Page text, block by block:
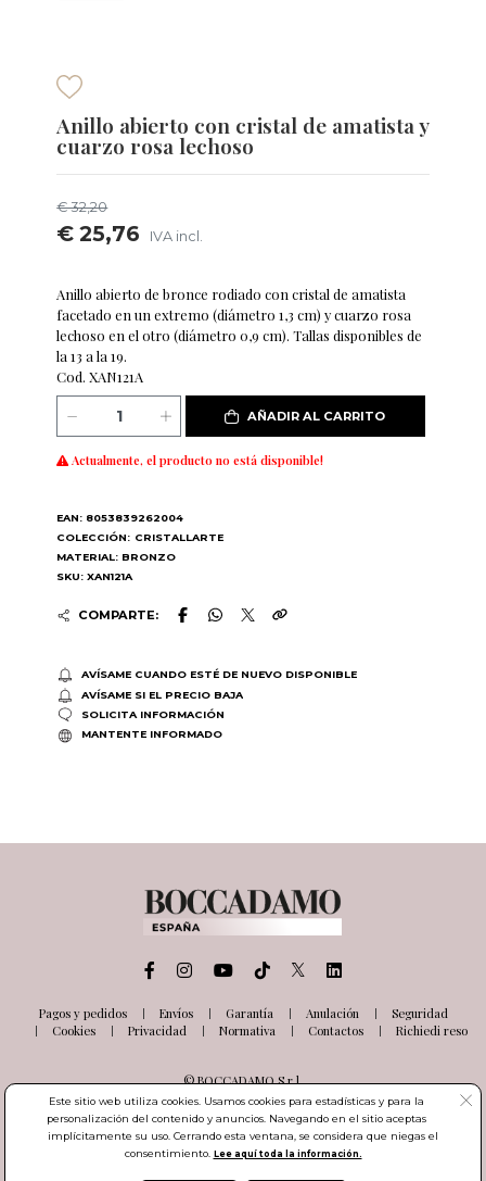
Anillo abierto con cristal de amatista y
cuarzo rosa lechoso
€ 32,20
€ 25,76 IVA incl.
Anillo abierto de bronce rodiado con cristal de amatista
facetado en un extremo (diámetro 1,3 cm) y cuarzo rosa
lechoso en el otro (diámetro 0,9 cm). Tallas disponibles de
la 13 a la 19.
Cod. XAN121A
AÑADIR AL CARRITO
Actualmente, el producto no está disponible!
EAN: 8053839262004
COLECCIÓN: CRISTALLARTE
MATERIAL: BRONZO
SKU: XAN121A
COMPARTE:
AVÍSAME CUANDO ESTÉ DE NUEVO DISPONIBLE
AVÍSAME SI EL PRECIO BAJA
SOLICITA INFORMACIÓN
MANTENTE INFORMADO
Pagos y pedidos Envíos Garantía Anulación
Seguridad
Cookies
Privacidad Normativa Contactos Richiedi reso
© BOCCADAMO S.r.l.
Via delle Industrie, 26
03100 Frosinone (FR) Italia
Número de IVA IT01985000601
Este sitio web utiliza cookies. Usamos cookies para estadísticas y para la
personalización del contenido y anuncios. Navegando en el sitio aceptas
implícitamente su uso. Cerrando esta ventana, se considera que niegas el
consentimiento. Lee aquí toda la información.